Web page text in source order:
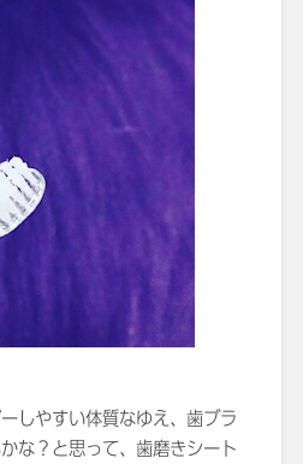
しやすい体質なゆえ、歯ブラ
な？と思って、歯磨きシート